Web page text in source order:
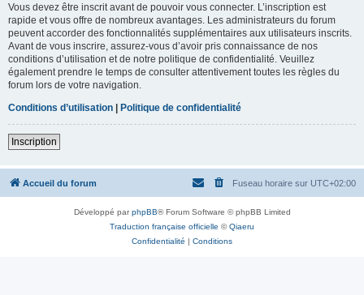
Vous devez être inscrit avant de pouvoir vous connecter. L’inscription est
rapide et vous offre de nombreux avantages. Les administrateurs du forum
peuvent accorder des fonctionnalités supplémentaires aux utilisateurs inscrits.
Avant de vous inscrire, assurez-vous d’avoir pris connaissance de nos
conditions d’utilisation et de notre politique de confidentialité. Veuillez
également prendre le temps de consulter attentivement toutes les règles du
forum lors de votre navigation.
Conditions d’utilisation | Politique de confidentialité
Inscription
Accueil du forum Fuseau horaire sur UTC+02:00
Développé parphpBB® Forum Software © phpBB Limited
Traduction française officielle ©Qiaeru
Confidentialité | Conditions